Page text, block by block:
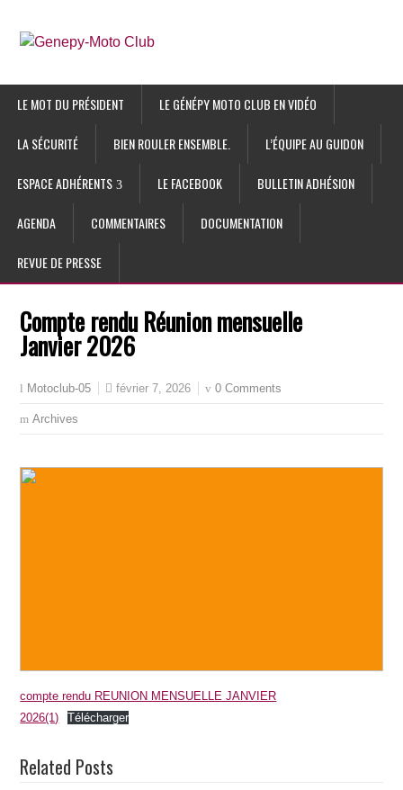
LE MOT DU PRÉSIDENT LE GÉNÉPY MOTO CLUB EN VIDÉO
LA SÉCURITÉ BIEN ROULER ENSEMBLE. L’ÉQUIPE AU GUIDON
ESPACE ADHÉRENTS LE FACEBOOK BULLETIN ADHÉSION
AGENDA COMMENTAIRES DOCUMENTATION
REVUE DE PRESSE
Compte rendu Réunion mensuelle
Janvier 2026
Motoclub-05 février 7, 2026 0 Comments
Archives
compte rendu REUNION MENSUELLE JANVIER
2026(1)
Télécharger
Related Posts